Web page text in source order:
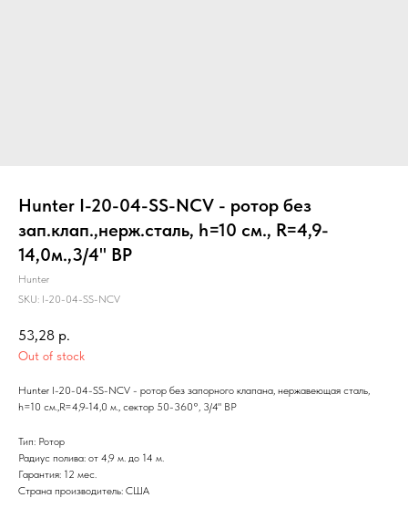
Hunter I-20-04-SS-NCV - ротор без
зап.клап.,нерж.сталь, h=10 см., R=4,9-
14,0м.,3/4" ВР
Hunter
SKU: I-20-04-SS-NCV
53,28 р.
Out of stock
Hunter I-20-04-SS-NCV - ротор без запорного клапана, нержавеющая сталь,
h=10 см.,R=4,9-14,0 м., сектор 50-360°, 3/4" ВР
Тип: Ротор
Радиус полива: от 4,9 м. до 14 м.
Гарантия: 12 мес.
Страна производитель: США